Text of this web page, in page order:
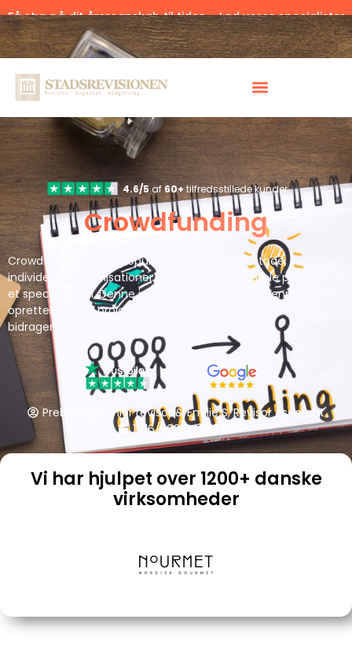
Få styr på dit årsregnskab til tiden – Lad vores specialister
hjælpe.Klik her.
4.6/5af60+tilfredsstillede kunder
Crowdfunding
Crowdfunding er en populær finansieringsmetode, som giver
individer og organisationer mulighed for at samle penge til
et specifikt mål. Denne indsamling finder sted gennem
oprettelse af et projekt, hvorefter personens netværk
bidrager økonomisk.
Preben O, Senior revisor & Emilie S, Revisor assistent
11/16/2023
18:05
Vi har hjulpet over 1200+ danske
virksomheder